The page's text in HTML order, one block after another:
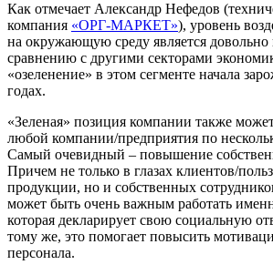
Как отмечает Александр Нефедов
компания «ОРГ-МАРКЕТ»), уровень
на окружающую среду является
сравнению с другими секторами
«озеленение» в этом сегменте начала
годах.
«Зеленая» позиция компании также
любой компании/предприятия по
Самый очевидный – повышение
Причем не только в глазах клиентов/
продукции, но и собственных
может быть очень важным работать
которая декларирует свою социальную
тому же, это помогает повысить
персонала.